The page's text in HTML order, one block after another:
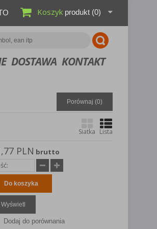
Koszyk produkt (0)
DOSTAWA KONTAKT
Porównaj (0)
Siatka Lista
PLN brutto
Do koszyka
Wyświetl
Dodaj do porównania